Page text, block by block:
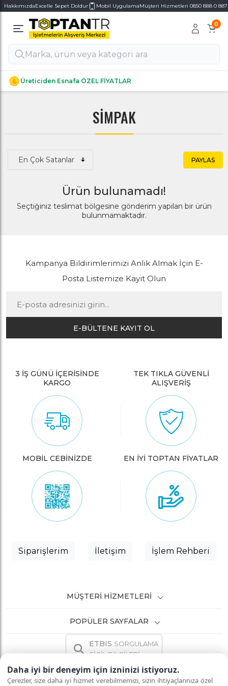
Daha iyi bir deneyim için izninizi istiyoruz.
Çerezler, size daha iyi hizmet verebilmemizi, sizin ihtiyaçlarınıza özel
HakkımızdaExcelle Sepet Doldur Mobil UygulamaMüşteri Hizmetleri 0850 888 0 887
0
Üreticiden Esnafa ÖZEL FİYATLAR
Alt Kategoriler
Alt Kategoriler
SİMPAK
PAYLAS
Ürün bulunamadı!
Seçtiğiniz teslimat bölgesine gönderim yapılan bir ürün
bulunmamaktadır.
Kampanya Bildirimlerimizi Anlık Almak İçin E-
Posta Listemize Kayıt Olun
E-BÜLTENE KAYIT OL
3 İŞ GÜNÜ İÇERİSİNDE
KARGO
TEK TIKLA GÜVENLİ
ALIŞVERİŞ
MOBİL CEBİNİZDE EN İYİ TOPTAN FİYATLAR
Siparişlerim İletişim İşlem Rehberi
MÜŞTERI HIZMETLERI
POPÜLER SAYFALAR
ETBIS SORGULAMA
SİCİL BİLGİLERİ